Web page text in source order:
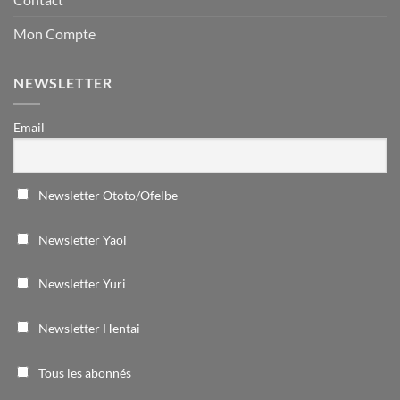
Mon Compte
NEWSLETTER
Email
Newsletter Ototo/Ofelbe
Newsletter Yaoi
Newsletter Yuri
Newsletter Hentai
Tous les abonnés